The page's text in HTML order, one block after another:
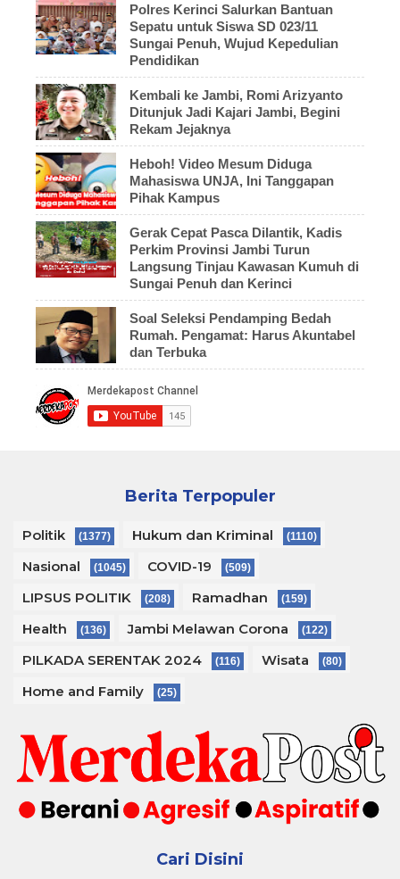
Polres Kerinci Salurkan Bantuan
Sepatu untuk Siswa SD 023/11
Sungai Penuh, Wujud Kepedulian
Pendidikan
Kembali ke Jambi, Romi Arizyanto
Ditunjuk Jadi Kajari Jambi, Begini
Rekam Jejaknya
Heboh! Video Mesum Diduga
Mahasiswa UNJA, Ini Tanggapan
Pihak Kampus
Gerak Cepat Pasca Dilantik, Kadis
Perkim Provinsi Jambi Turun
Langsung Tinjau Kawasan Kumuh di
Sungai Penuh dan Kerinci
Soal Seleksi Pendamping Bedah
Rumah. Pengamat: Harus Akuntabel
dan Terbuka
Berita Terpopuler
Politik (1377) Hukum dan Kriminal (1110)
Nasional (1045) COVID-19 (509)
LIPSUS POLITIK (208) Ramadhan (159)
Health (136) Jambi Melawan Corona (122)
PILKADA SERENTAK 2024 (116) Wisata (80)
Home and Family (25)
Cari Disini